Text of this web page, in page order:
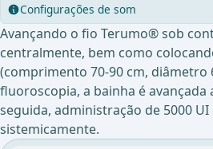
Configurações de som
Avançando o fio Terumo® sob
centralmente, bem como
(comprimento 70-90 cm, diâmetro
fluoroscopia, a bainha é avançada
seguida, administração de 5000
sistemicamente.